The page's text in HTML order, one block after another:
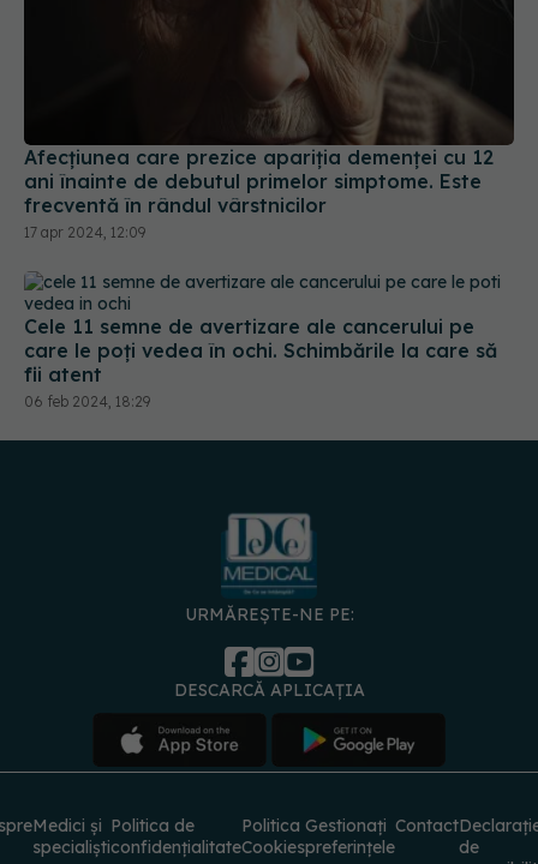
Afecțiunea care prezice apariția demenței cu 12
ani înainte de debutul primelor simptome. Este
frecventă în rândul vârstnicilor
17 apr 2024, 12:09
care le poți vedea în ochi. Schimbările la care să
fii atent
06 feb 2024, 18:29
URMĂREȘTE-NE PE:
DESCARCĂ APLICAȚIA
Medici și
Politica de
Politica
Gestionați
Contact